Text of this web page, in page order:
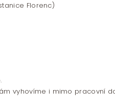
Florenc)
vyhovíme i mimo pracovní